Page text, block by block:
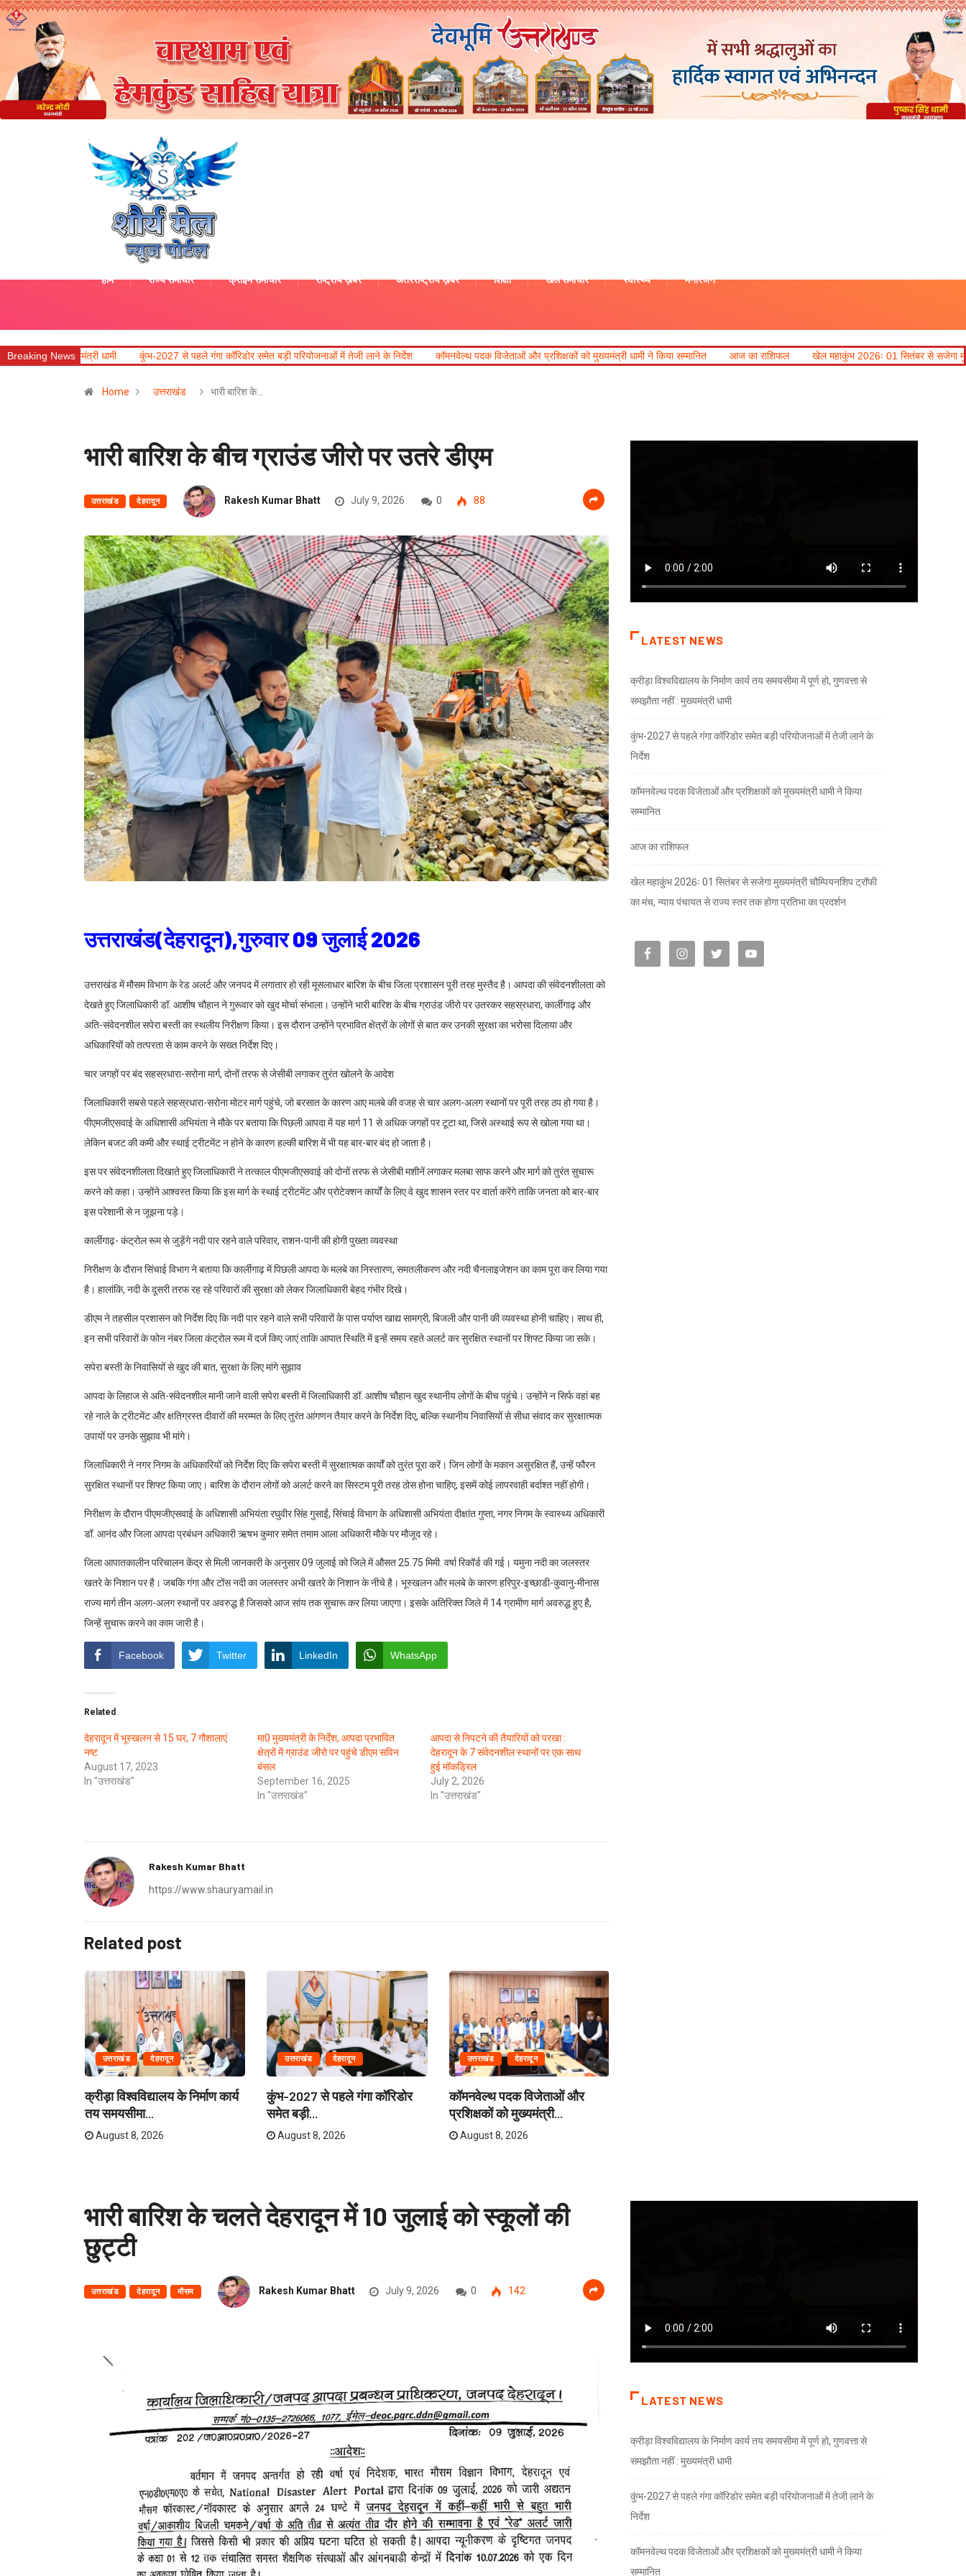
होम राज्य समाचार क्राइम समाचार राष्ट्रीय ख़बरें अंतरराष्ट्रीय ख़बरें शिक्षा खेल समाचार स्वास्थ्य मनोरंजन
Breaking News
धामी कुंभ-2027 से पहले गंगा कॉरिडोर समेत बड़ी परियोजनाओं में तेजी लाने के निर्देश कॉमनवेल्थ पदक विजेताओं और प्रशिक्षकों को मुख्यमंत्री धामी ने किया सम्मानित आज का राशिफल खेल महाकुंभ 2026ः 01 सितंबर से सजेगा मुख्यमंत्री चौम्पियनशिप
Home उत्तराखंड भारी बारिश के…
भारी बारिश के बीच ग्राउंड जीरो पर उतरे डीएम
उत्तराखंड देहरादून Rakesh Kumar Bhatt July 9, 2026 0 88
उत्तराखंड(देहरादून),गुरुवार 09 जुलाई 2026
उत्तराखंड में मौसम विभाग के रेड अलर्ट और जनपद में लगातार हो रही मूसलाधार बारिश के बीच जिला प्रशासन पूरी तरह मुस्तैद है। आपदा की संवेदनशीलता को
देखते हुए जिलाधिकारी डॉ. आशीष चौहान ने गुरूवार को खुद मोर्चा संभाला। उन्होंने भारी बारिश के बीच ग्राउंड जीरो पर उतरकर सहस्रधारा, कार्लीगाढ़ और
अति-संवेदनशील सपेरा बस्ती का स्थलीय निरीक्षण किया। इस दौरान उन्होंने प्रभावित क्षेत्रों के लोगों से बात कर उनकी सुरक्षा का भरोसा दिलाया और
अधिकारियों को तत्परता से काम करने के सख्त निर्देश दिए।
चार जगहों पर बंद सहस्रधारा-सरोना मार्ग, दोनों तरफ से जेसीबी लगाकर तुरंत खोलने के आदेश
जिलाधिकारी सबसे पहले सहस्रधारा-सरोना मोटर मार्ग पहुंचे, जो बरसात के कारण आए मलबे की वजह से चार अलग-अलग स्थानों पर पूरी तरह ठप हो गया है।
पीएमजीएसवाई के अधिशासी अभियंता ने मौके पर बताया कि पिछली आपदा में यह मार्ग 11 से अधिक जगहों पर टूटा था, जिसे अस्थाई रूप से खोला गया था।
लेकिन बजट की कमी और स्थाई ट्रीटमेंट न होने के कारण हल्की बारिश में भी यह बार-बार बंद हो जाता है।
इस पर संवेदनशीलता दिखाते हुए जिलाधिकारी ने तत्काल पीएमजीएसवाई को दोनों तरफ से जेसीबी मशीनें लगाकर मलबा साफ करने और मार्ग को तुरंत सुचारू
करने को कहा। उन्होंने आश्वस्त किया कि इस मार्ग के स्थाई ट्रीटमेंट और प्रोटेक्शन कार्यों के लिए वे खुद शासन स्तर पर वार्ता करेंगे ताकि जनता को बार-बार
इस परेशानी से न जूझना पड़े।
कार्लीगाढ़- कंट्रोल रूम से जुड़ेंगे नदी पार रहने वाले परिवार, राशन-पानी की होगी पुख्ता व्यवस्था
निरीक्षण के दौरान सिंचाई विभाग ने बताया कि कार्लीगाढ़ में पिछली आपदा के मलबे का निस्तारण, समतलीकरण और नदी चैनलाइजेशन का काम पूरा कर लिया गया
है। हालांकि, नदी के दूसरी तरफ रह रहे परिवारों की सुरक्षा को लेकर जिलाधिकारी बेहद गंभीर दिखे।
डीएम ने तहसील प्रशासन को निर्देश दिए कि नदी पार रहने वाले सभी परिवारों के पास पर्याप्त खाद्य सामग्री, बिजली और पानी की व्यवस्था होनी चाहिए। साथ ही,
इन सभी परिवारों के फोन नंबर जिला कंट्रोल रूम में दर्ज किए जाएं ताकि आपात स्थिति में इन्हें समय रहते अलर्ट कर सुरक्षित स्थानों पर शिफ्ट किया जा सके।
सपेरा बस्ती के निवासियों से खुद की बात, सुरक्षा के लिए मांगे सुझाव
आपदा के लिहाज से अति-संवेदनशील मानी जाने वाली सपेरा बस्ती में जिलाधिकारी डॉ. आशीष चौहान खुद स्थानीय लोगों के बीच पहुंचे। उन्होंने न सिर्फ वहां बह
रहे नाले के ट्रीटमेंट और क्षतिग्रस्त दीवारों की मरम्मत के लिए तुरंत आंगणन तैयार करने के निर्देश दिए, बल्कि स्थानीय निवासियों से सीधा संवाद कर सुरक्षात्मक
उपायों पर उनके सुझाव भी मांगे।
जिलाधिकारी ने नगर निगम के अधिकारियों को निर्देश दिए कि सपेरा बस्ती में सुरक्षात्मक कार्यों को तुरंत पूरा करें। जिन लोगों के मकान असुरक्षित हैं, उन्हें फौरन
सुरक्षित स्थानों पर शिफ्ट किया जाए। बारिश के दौरान लोगों को अलर्ट करने का सिस्टम पूरी तरह ठोस होना चाहिए, इसमें कोई लापरवाही बर्दाश्त नहीं होगी।
निरीक्षण के दौरान पीएमजीएसवाई के अधिशासी अभियंता रघुवीर सिंह गुसाईं, सिंचाई विभाग के अधिशासी अभियंता दीक्षांत गुप्ता, नगर निगम के स्वास्थ्य अधिकारी
डॉ. आनंद और जिला आपदा प्रबंधन अधिकारी ऋषभ कुमार समेत तमाम आला अधिकारी मौके पर मौजूद रहे।
जिला आपातकालीन परिचालन केंद्र से मिली जानकारी के अनुसार 09 जुलाई को जिले में औसत 25.75 मिमी. वर्षा रिकॉर्ड की गई। यमुना नदी का जलस्तर
खतरे के निशान पर है। जबकि गंगा और टोंस नदी का जलस्तर अभी खतरे के निशान के नीचे है। भूस्खलन और मलबे के कारण हरिपुर-इच्छाडी-कुवानु-मीनास
राज्य मार्ग तीन अलग-अलग स्थानों पर अवरुद्ध है जिसको आज सांय तक सुचारू कर लिया जाएगा। इसके अतिरिक्त जिले में 14 ग्रामीण मार्ग अवरुद्ध हुए है,
जिन्हें सुचारू करने का काम जारी है।
Facebook Twitter LinkedIn WhatsApp
Related
देहरादून में भूस्खलन से 15 घर, 7 गौशालाएं
नष्ट
August 17, 2023
In "उत्तराखंड"
मा0 मुख्यमंत्री के निर्देश, आपदा प्रभावित
क्षेत्रों में ग्राउंड जीरो पर पहुंचे डीएम सविन
बंसल
September 16, 2025
In "उत्तराखंड"
आपदा से निपटने की तैयारियों को परखा :
देहरादून के 7 संवेदनशील स्थानों पर एक साथ
हुई मॉकड्रिल
July 2, 2026
In "उत्तराखंड"
Rakesh Kumar Bhatt
https://www.shauryamail.in
Related post
उत्तराखंड देहरादून
क्रीड़ा विश्वविद्यालय के निर्माण कार्य
तय समयसीमा...
August 8, 2026
उत्तराखंड देहरादून
कुंभ-2027 से पहले गंगा कॉरिडोर
समेत बड़ी...
August 8, 2026
उत्तराखंड देहरादून
कॉमनवेल्थ पदक विजेताओं और
प्रशिक्षकों को मुख्यमंत्री...
August 8, 2026
LATEST NEWS
क्रीड़ा विश्वविद्यालय के निर्माण कार्य तय समयसीमा में पूर्ण हो, गुणवत्ता से
समझौता नहीं : मुख्यमंत्री धामी
कुंभ-2027 से पहले गंगा कॉरिडोर समेत बड़ी परियोजनाओं में तेजी लाने के
निर्देश
कॉमनवेल्थ पदक विजेताओं और प्रशिक्षकों को मुख्यमंत्री धामी ने किया
सम्मानित
आज का राशिफल
खेल महाकुंभ 2026ः 01 सितंबर से सजेगा मुख्यमंत्री चौम्पियनशिप ट्रॉफी
का मंच, न्याय पंचायत से राज्य स्तर तक होगा प्रतिभा का प्रदर्शन
भारी बारिश के चलते देहरादून में 10 जुलाई को स्कूलों की
छुट्टी
उत्तराखंड देहरादून मौसम Rakesh Kumar Bhatt July 9, 2026 0 142
LATEST NEWS
क्रीड़ा विश्वविद्यालय के निर्माण कार्य तय समयसीमा में पूर्ण हो, गुणवत्ता से
समझौता नहीं : मुख्यमंत्री धामी
कुंभ-2027 से पहले गंगा कॉरिडोर समेत बड़ी परियोजनाओं में तेजी लाने के
निर्देश
कॉमनवेल्थ पदक विजेताओं और प्रशिक्षकों को मुख्यमंत्री धामी ने किया
सम्मानित